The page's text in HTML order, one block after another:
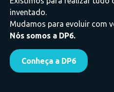
inventado.
Mudamos para evoluir com
Nós somos a DP6.
Conheça a DP6